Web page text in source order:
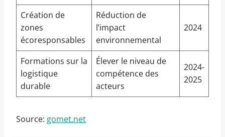
Création de
zones
écoresponsables
Réduction de
l’impact
environnemental
2024
Formations sur la
logistique
durable
Élever le niveau de
compétence des
acteurs
2024-
2025
Source: gomet.net